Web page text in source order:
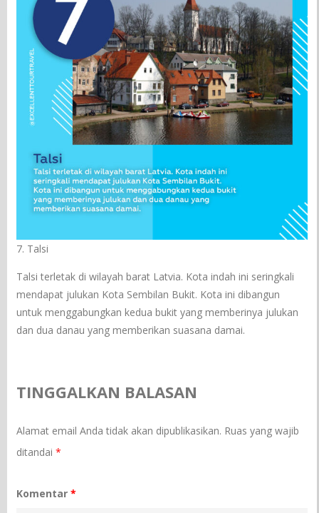
7. Talsi
Talsi terletak di wilayah barat Latvia. Kota indah ini seringkali
mendapat julukan Kota Sembilan Bukit. Kota ini dibangun
untuk menggabungkan kedua bukit yang memberinya julukan
dan dua danau yang memberikan suasana damai.
TINGGALKAN BALASAN
Alamat email Anda tidak akan dipublikasikan. Ruas yang wajib
ditandai*
Komentar*